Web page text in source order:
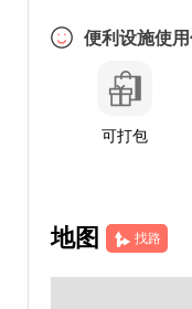
便利设施使
可打包
地图 找路